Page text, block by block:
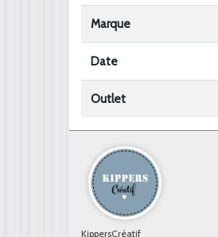
Marque
Date
Outlet
KippersCréatif